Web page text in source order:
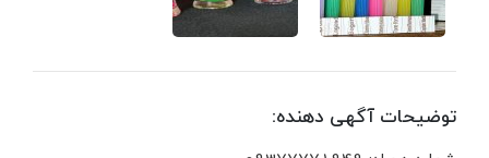
توضیحات آگهی دهنده: